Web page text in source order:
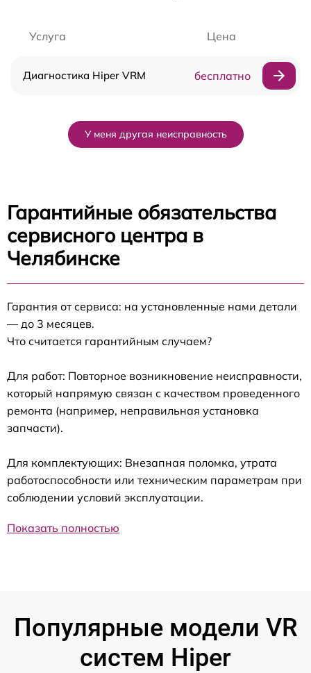
Услуга Цена
Диагностика Hiper VRM бесплатно
У меня другая неисправность
Гарантийные обязательства
сервисного центра в
Челябинске
Гарантия от сервиса: на установленные нами детали
— до 3 месяцев.
Что считается гарантийным случаем?
Для работ: Повторное возникновение неисправности,
который напрямую связан с качеством проведенного
ремонта (например, неправильная установка
запчасти).
Для комплектующих: Внезапная поломка, утрата
работоспособности или техническим параметрам при
соблюдении условий эксплуатации.
Показать полностью
Популярные модели VR
систем Hiper